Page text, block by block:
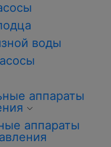
воды
аппараты
аппараты